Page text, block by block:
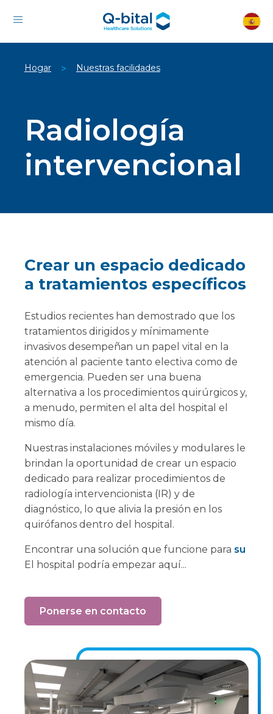
Hogar > Nuestras facilidades
Radiología
intervencional
Crear un espacio dedicado
a tratamientos específicos
Estudios recientes han demostrado que los
tratamientos dirigidos y mínimamente
invasivos desempeñan un papel vital en la
atención al paciente tanto electiva como de
emergencia. Pueden ser una buena
alternativa a los procedimientos quirúrgicos y,
a menudo, permiten el alta del hospital el
mismo día.
Nuestras instalaciones móviles y modulares le
brindan la oportunidad de crear un espacio
dedicado para realizar procedimientos de
radiología intervencionista (IR) y de
diagnóstico, lo que alivia la presión en los
quirófanos dentro del hospital.
Encontrar una solución que funcione para su
El hospital podría empezar aquí...
Ponerse en contacto